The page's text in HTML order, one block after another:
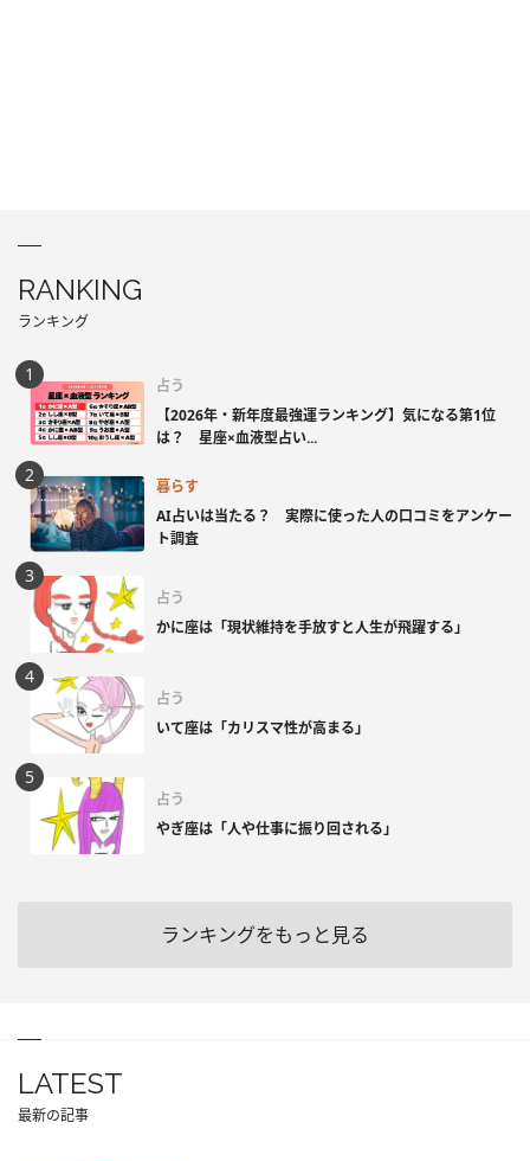
RANKING
ランキング
占う
【2026年・新年度最強運ランキング】気になる第1位
は？ 星座×血液型占い...
暮らす
AI占いは当たる？ 実際に使った人の口コミをアンケー
ト調査
占う
かに座は「現状維持を手放すと人生が飛躍する」
占う
いて座は「カリスマ性が高まる」
占う
やぎ座は「人や仕事に振り回される」
ランキングをもっと見る
LATEST
最新の記事